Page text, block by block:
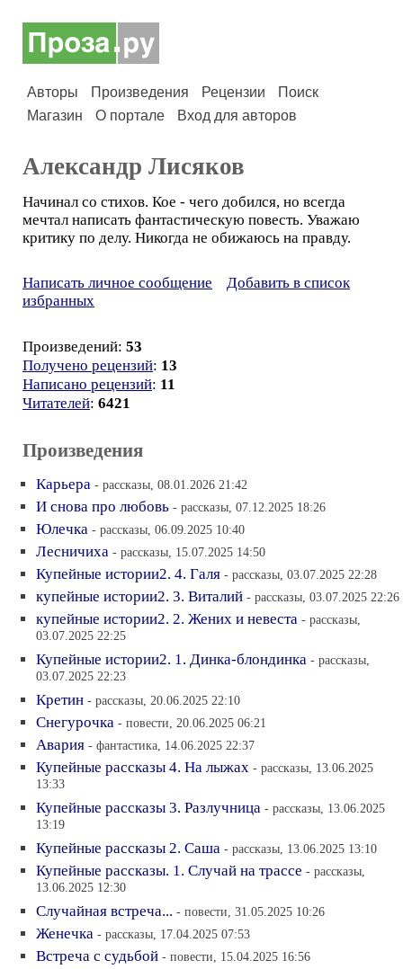
Авторы Произведения Рецензии
Поиск
Магазин
О портале Вход для авторов
Александр Лисяков
Начинал со стихов. Кое - чего добился, но всегда
мечтал написать фантастическую повесть. Уважаю
критику по делу. Никогда не обижаюсь на правду.
Написать личное сообщение
Добавить в список
избранных
Произведений: 53
Получено рецензий: 13
Написано рецензий: 11
Читателей: 6421
Произведения
Карьера - рассказы, 08.01.2026 21:42
И снова про любовь - рассказы, 07.12.2025 18:26
Юлечка - рассказы, 06.09.2025 10:40
Лесничиха - рассказы, 15.07.2025 14:50
Купейные истории2. 4. Галя - рассказы, 03.07.2025 22:28
купейные истории2. 3. Виталий - рассказы, 03.07.2025 22:26
купейные истории2. 2. Жених и невеста - рассказы,
03.07.2025 22:25
Купейные истории2. 1. Динка-блондинка - рассказы,
03.07.2025 22:23
Кретин - рассказы, 20.06.2025 22:10
Снегурочка - повести, 20.06.2025 06:21
Авария - фантастика, 14.06.2025 22:37
Купейные рассказы 4. На лыжах - рассказы, 13.06.2025
13:33
Купейные рассказы 3. Разлучница - рассказы, 13.06.2025
13:19
Купейные рассказы 2. Саша - рассказы, 13.06.2025 13:10
Купейные рассказы. 1. Случай на трассе - рассказы,
13.06.2025 12:30
Случайная встреча... - повести, 31.05.2025 10:26
Женечка - рассказы, 17.04.2025 07:53
Встреча с судьбой - повести, 15.04.2025 16:56